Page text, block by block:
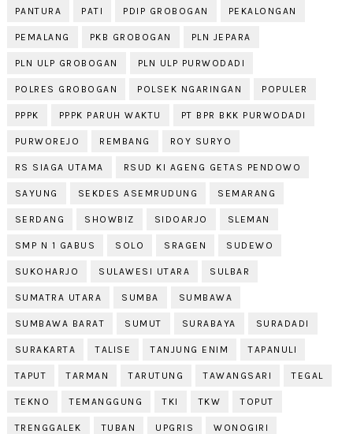
PANTURA PATI PDIP GROBOGAN PEKALONGAN
PEMALANG PKB GROBOGAN PLN JEPARA
PLN ULP GROBOGAN PLN ULP PURWODADI
POLRES GROBOGAN POLSEK NGARINGAN POPULER
PPPK PPPK PARUH WAKTU PT BPR BKK PURWODADI
PURWOREJO REMBANG ROY SURYO
RS SIAGA UTAMA RSUD KI AGENG GETAS PENDOWO
SAYUNG SEKDES ASEMRUDUNG SEMARANG
SERDANG SHOWBIZ SIDOARJO SLEMAN
SMP N 1 GABUS SOLO SRAGEN SUDEWO
SUKOHARJO SULAWESI UTARA SULBAR
SUMATRA UTARA SUMBA SUMBAWA
SUMBAWA BARAT SUMUT SURABAYA SURADADI
SURAKARTA TALISE TANJUNG ENIM TAPANULI
TAPUT TARMAN TARUTUNG TAWANGSARI TEGAL
TEKNO TEMANGGUNG TKI TKW TOPUT
TRENGGALEK TUBAN UPGRIS WONOGIRI